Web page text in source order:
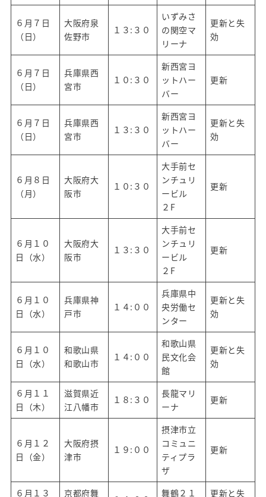
６月７日
（日）
大阪府泉
佐野市
１３:３０
いずみさ
の関空マ
リーナ
更新と失
効
６月７日
（日）
兵庫県西
宮市
１０:３０
新西宮ヨ
ットハー
バー
更新
６月７日
（日）
兵庫県西
宮市
１３:３０
新西宮ヨ
ットハー
バー
更新と失
効
６月８日
（月）
大阪府大
阪市
１０:３０
大手前セ
ンチュリ
ービル
２F
更新
６月１０
日（水）
大阪府大
阪市
１３:３０
大手前セ
ンチュリ
ービル
２F
更新
６月１０
日（水）
兵庫県神
戸市
１４:００
兵庫県中
央労働セ
ンター
更新と失
効
６月１０
日（水）
和歌山県
和歌山市
１４:００
和歌山県
民文化会
館
更新と失
効
６月１１
日（木）
滋賀県近
江八幡市
１８:３０
長龍マリ
ーナ
更新
６月１２
日（金）
大阪府摂
津市
１９:００
摂津市立
コミュニ
ティプラ
ザ
更新
６月１３ 京都府舞 舞鶴２１ 更新と失